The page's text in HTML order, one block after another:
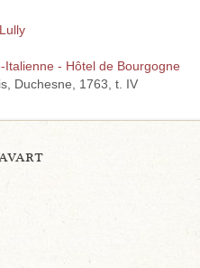
Italienne - Hôtel de Bourgogne
Duchesne, 1763, t. IV